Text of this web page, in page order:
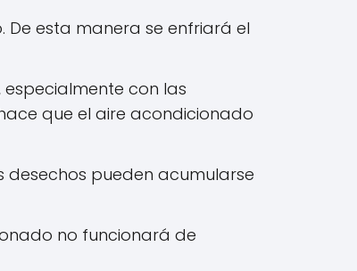
esta manera se enfriará el
con las
que el aire acondicionado
desechos pueden acumularse
no funcionará de